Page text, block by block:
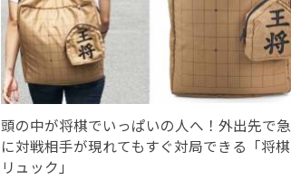
頭の中が将棋でいっぱいの人へ！外出先で急
に対戦相手が現れてもすぐ対局できる「将棋
リュック」